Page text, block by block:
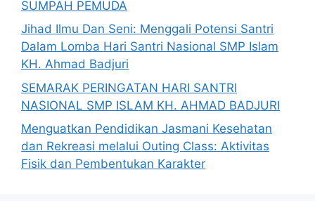
SUMPAH PEMUDA
Jihad Ilmu Dan Seni: Menggali Potensi Santri
Dalam Lomba Hari Santri Nasional SMP Islam
KH. Ahmad Badjuri
SEMARAK PERINGATAN HARI SANTRI
NASIONAL SMP ISLAM KH. AHMAD BADJURI
Menguatkan Pendidikan Jasmani Kesehatan
dan Rekreasi melalui Outing Class: Aktivitas
Fisik dan Pembentukan Karakter